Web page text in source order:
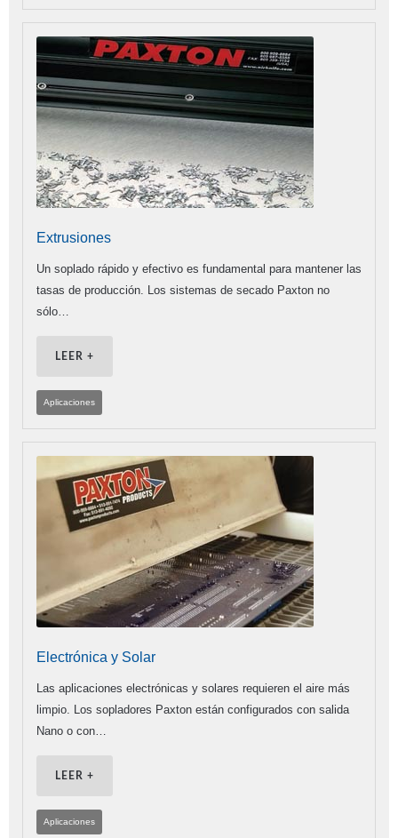
Extrusiones
Un soplado rápido y efectivo es fundamental para mantener las
tasas de producción. Los sistemas de secado Paxton no
sólo…
LEER +
Aplicaciones
Electrónica y Solar
Las aplicaciones electrónicas y solares requieren el aire más
limpio. Los sopladores Paxton están configurados con salida
Nano o con…
LEER +
Aplicaciones